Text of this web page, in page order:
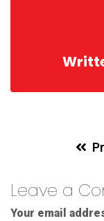
Leave a
Your email